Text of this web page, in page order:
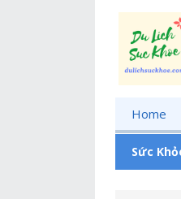
Home
Sức